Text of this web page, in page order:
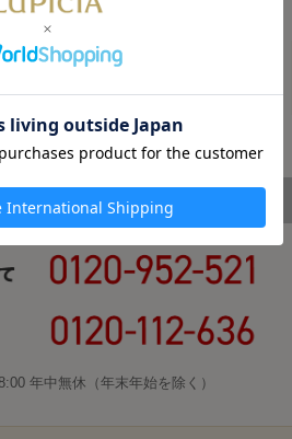
ハラスメントについて
年中無休（年末年始を除く）